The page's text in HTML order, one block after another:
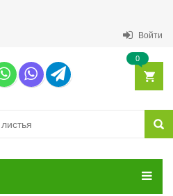
Войти
0